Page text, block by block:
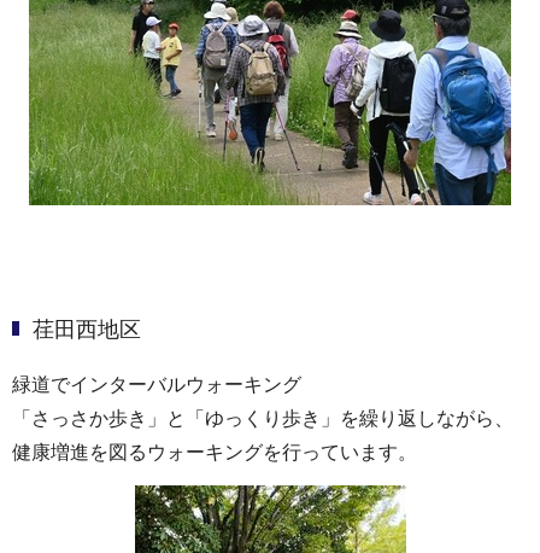
荏田西地区
緑道でインターバルウォーキング
「さっさか歩き」と「ゆっくり歩き」を繰り返しながら、
健康増進を図るウォーキングを行っています。